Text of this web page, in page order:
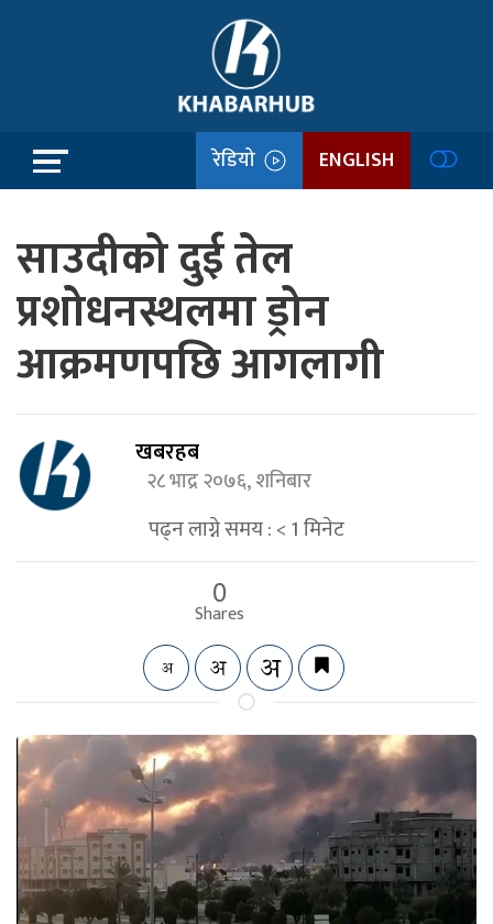
रेडियो ENGLISH
साउदीको दुई तेल
प्रशोधनस्थलमा ड्रोन
आक्रमणपछि आगलागी
खबरहब
२८ भाद्र २०७६, शनिबार
पढ्न लाग्ने समय :< 1मिनेट
0
Shares